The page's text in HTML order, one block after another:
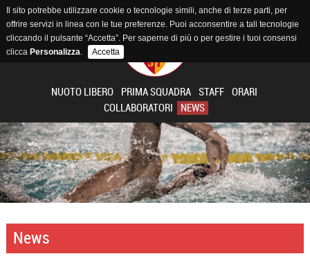
NUOTO LIBERO PRIMA SQUADRA STAFF
ORARI
COLLABORATORI
NEWS
News
Il sito potrebbe utilizzare cookie o tecnologie simili, anche di terze parti, per
offrire servizi in linea con le tue preferenze. Puoi acconsentire a tali tecnologie
cliccando il pulsante “Accetta”. Per saperne di più o per gestire i tuoi consensi
clicca Personalizza. Accetta